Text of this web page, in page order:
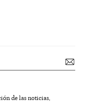
de las noticias,